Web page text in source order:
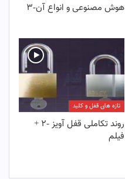
هوش مصنوعی و انواع آن-۳
تازه های قفل و کلید
روند تکاملی قفل آویز -۲ +
فیلم